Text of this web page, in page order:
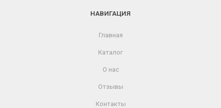
НАВИГАЦИЯ
Главная
Каталог
О нас
Отзывы
Контакты